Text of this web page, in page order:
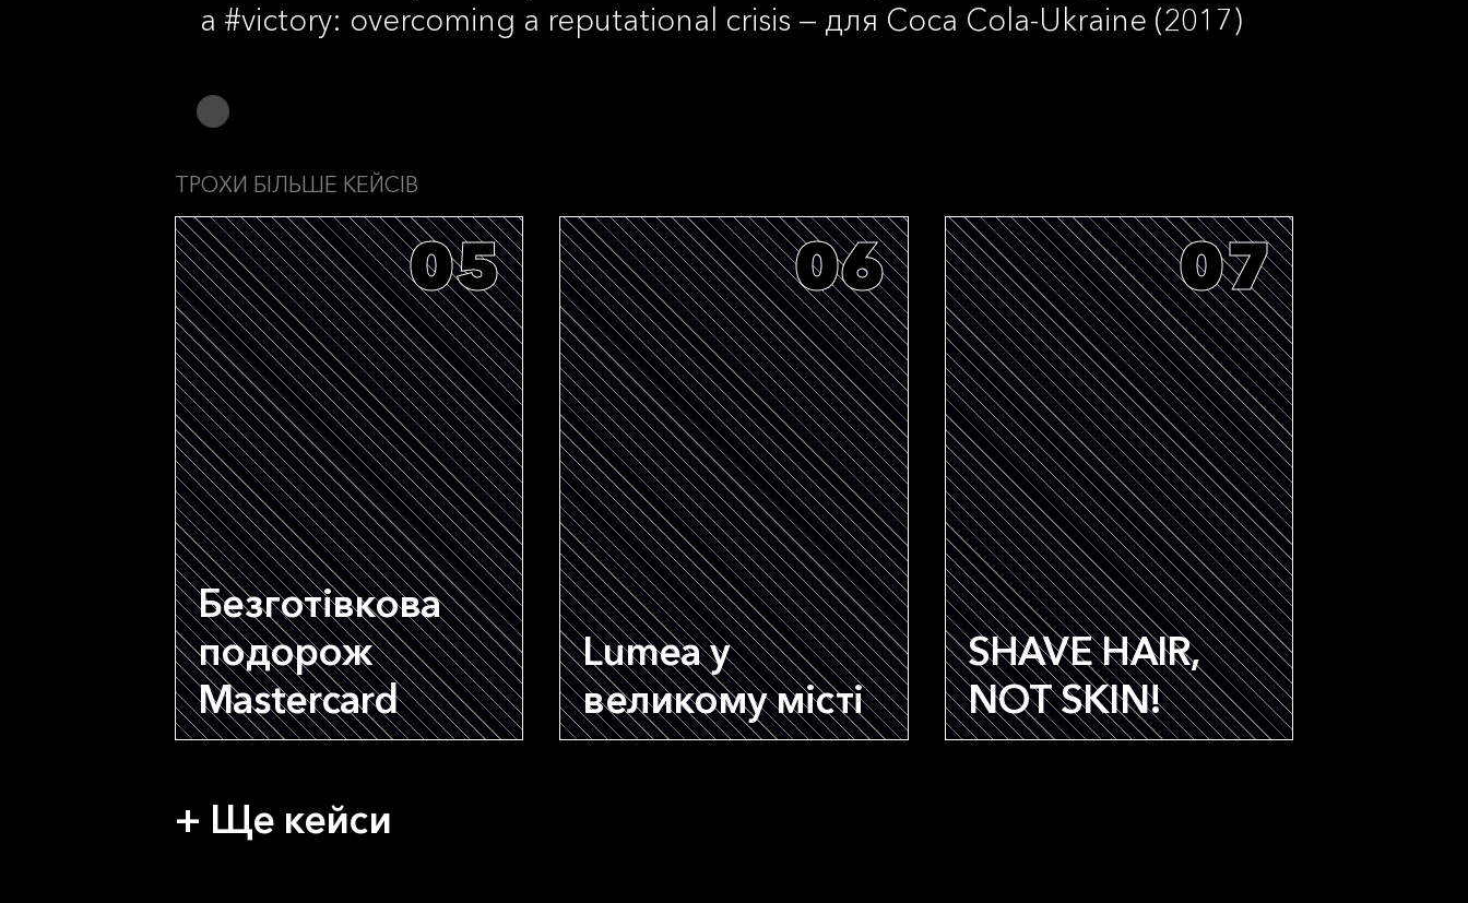
a #victory: overcoming a reputational crisis — для Coca Cola-Ukraine (2017)
ТРОХИ БІЛЬШЕ КЕЙСІВ
05
Безготівкова
подорож
Mastercard
06
Lumea у
великому місті
07
SHAVE HAIR,
NOT SKIN!
+ Ще кейси